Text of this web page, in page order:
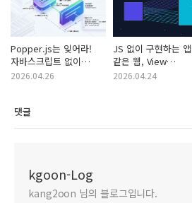
Popper.js는 잊어라!
자바스크립트 없이
구현하는 초고속 CSS
2026.04.26
JS 없이 구현하는 앱
같은 웹, View
Transitions API 완벽
2026.04.24
댓글
kgoon-Log
kang2oon 님의 블로그입니다.